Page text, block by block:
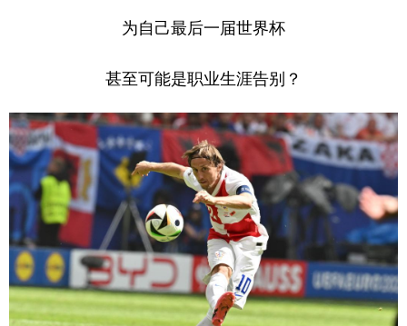
为自己最后一届世界杯
甚至可能是职业生涯告别？